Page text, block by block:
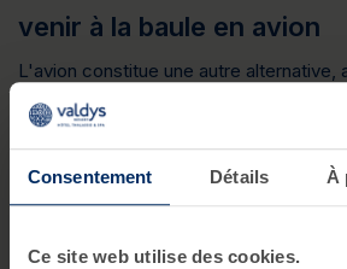
Consentement Détails À
Ce site web utilise des cookies.
venir à la baule en avion
L'avion constitue une autre alternative,
réguliers de moins d’1 heure entre
accueille par ailleurs des vols
propose ensuite un service de
toute l'année, pour vous rendre à La
optiez pour le train ou le bus.